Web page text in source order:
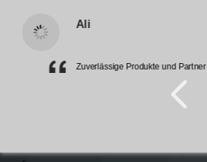
Ali
Zuverlässige Produkte und Partner